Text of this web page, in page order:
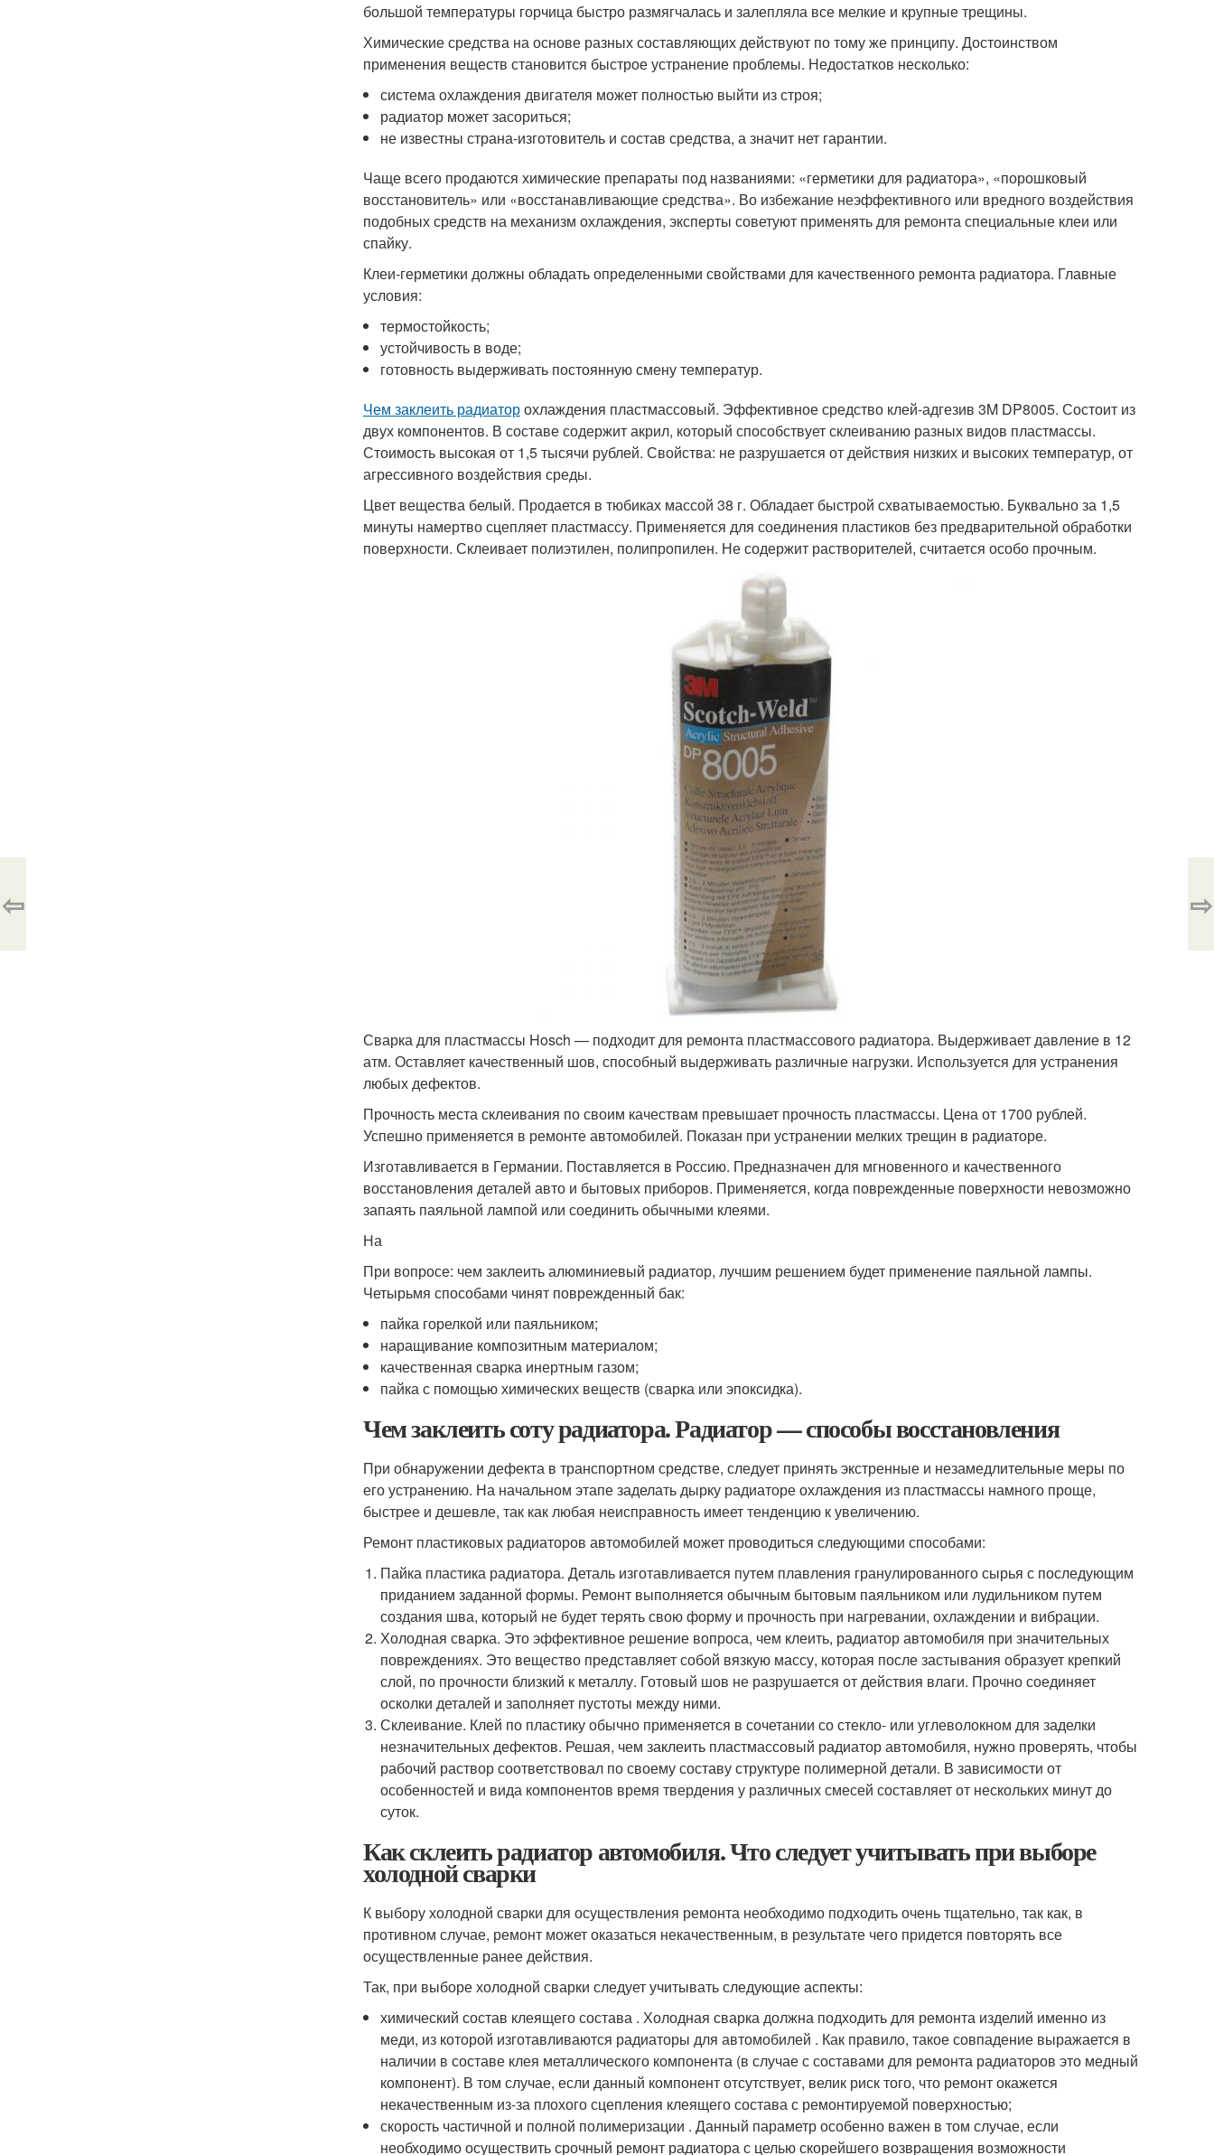
большой температуры горчица быстро размягчалась и залепляла все мелкие и крупные трещины.
Химические средства на основе разных составляющих действуют по тому же принципу. Достоинством
применения веществ становится быстрое устранение проблемы. Недостатков несколько:
система охлаждения двигателя может полностью выйти из строя;
радиатор может засориться;
не известны страна-изготовитель и состав средства, а значит нет гарантии.
Чаще всего продаются химические препараты под названиями: «герметики для радиатора», «порошковый
восстановитель» или «восстанавливающие средства». Во избежание неэффективного или вредного воздействия
подобных средств на механизм охлаждения, эксперты советуют применять для ремонта специальные клеи или
спайку.
Клеи-герметики должны обладать определенными свойствами для качественного ремонта радиатора. Главные
условия:
термостойкость;
устойчивость в воде;
готовность выдерживать постоянную смену температур.
Чем заклеить радиаторохлаждения пластмассовый. Эффективное средство клей-адгезив 3M DP8005. Состоит из
двух компонентов. В составе содержит акрил, который способствует склеиванию разных видов пластмассы.
Стоимость высокая от 1,5 тысячи рублей. Свойства: не разрушается от действия низких и высоких температур, от
агрессивного воздействия среды.
Цвет вещества белый. Продается в тюбиках массой 38 г. Обладает быстрой схватываемостью. Буквально за 1,5
минуты намертво сцепляет пластмассу. Применяется для соединения пластиков без предварительной обработки
поверхности. Склеивает полиэтилен, полипропилен. Не содержит растворителей, считается особо прочным.
Сварка для пластмассы Hosch — подходит для ремонта пластмассового радиатора. Выдерживает давление в 12
атм. Оставляет качественный шов, способный выдерживать различные нагрузки. Используется для устранения
любых дефектов.
Прочность места склеивания по своим качествам превышает прочность пластмассы. Цена от 1700 рублей.
Успешно применяется в ремонте автомобилей. Показан при устранении мелких трещин в радиаторе.
Изготавливается в Германии. Поставляется в Россию. Предназначен для мгновенного и качественного
восстановления деталей авто и бытовых приборов. Применяется, когда поврежденные поверхности невозможно
запаять паяльной лампой или соединить обычными клеями.
На
При вопросе: чем заклеить алюминиевый радиатор, лучшим решением будет применение паяльной лампы.
Четырьмя способами чинят поврежденный бак:
пайка горелкой или паяльником;
наращивание композитным материалом;
качественная сварка инертным газом;
пайка с помощью химических веществ (сварка или эпоксидка).
Чем заклеить соту радиатора. Радиатор — способы восстановления
При обнаружении дефекта в транспортном средстве, следует принять экстренные и незамедлительные меры по
его устранению. На начальном этапе заделать дырку радиаторе охлаждения из пластмассы намного проще,
быстрее и дешевле, так как любая неисправность имеет тенденцию к увеличению.
Ремонт пластиковых радиаторов автомобилей может проводиться следующими способами:
Пайка пластика радиатора. Деталь изготавливается путем плавления гранулированного сырья с последующим
приданием заданной формы. Ремонт выполняется обычным бытовым паяльником или лудильником путем
создания шва, который не будет терять свою форму и прочность при нагревании, охлаждении и вибрации.
Холодная сварка. Это эффективное решение вопроса, чем клеить, радиатор автомобиля при значительных
повреждениях. Это вещество представляет собой вязкую массу, которая после застывания образует крепкий
слой, по прочности близкий к металлу. Готовый шов не разрушается от действия влаги. Прочно соединяет
осколки деталей и заполняет пустоты между ними.
Склеивание. Клей по пластику обычно применяется в сочетании со стекло- или углеволокном для заделки
незначительных дефектов. Решая, чем заклеить пластмассовый радиатор автомобиля, нужно проверять, чтобы
рабочий раствор соответствовал по своему составу структуре полимерной детали. В зависимости от
особенностей и вида компонентов время твердения у различных смесей составляет от нескольких минут до
суток.
Как склеить радиатор автомобиля. Что следует учитывать при выборе
холодной сварки
К выбору холодной сварки для осуществления ремонта необходимо подходить очень тщательно, так как, в
противном случае, ремонт может оказаться некачественным, в результате чего придется повторять все
осуществленные ранее действия.
Так, при выборе холодной сварки следует учитывать следующие аспекты:
химический состав клеящего состава . Холодная сварка должна подходить для ремонта изделий именно из
меди, из которой изготавливаются радиаторы для автомобилей . Как правило, такое совпадение выражается в
наличии в составе клея металлического компонента (в случае с составами для ремонта радиаторов это медный
компонент). В том случае, если данный компонент отсутствует, велик риск того, что ремонт окажется
некачественным из-за плохого сцепления клеящего состава с ремонтируемой поверхностью;
скорость частичной и полной полимеризации . Данный параметр особенно важен в том случае, если
необходимо осуществить срочный ремонт радиатора с целью скорейшего возвращения возможности
⇦ ⇨